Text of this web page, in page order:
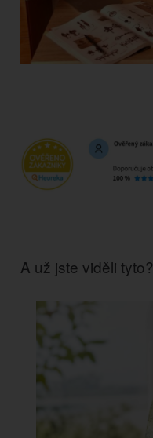
A už jste viděli tyto?